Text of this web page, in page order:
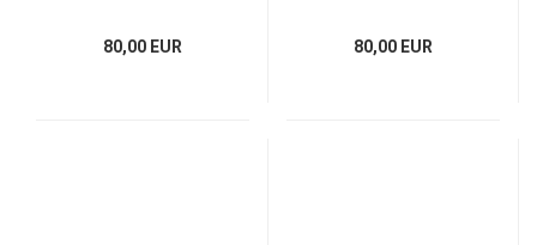
80,00 EUR 80,00 EUR